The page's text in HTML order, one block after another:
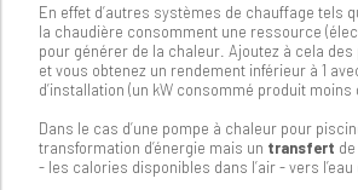
En effet d’autres systèmes de chauffage tels
la chaudière consomment une ressource
pour générer de la chaleur. Ajoutez à cela
et vous obtenez un rendement inférieur à 1
d’installation (un kW consommé produit moins
Dans le cas d’une pompe à chaleur pour
transformation d’énergie mais un transfert
- les calories disponibles dans l’air - vers l’eau